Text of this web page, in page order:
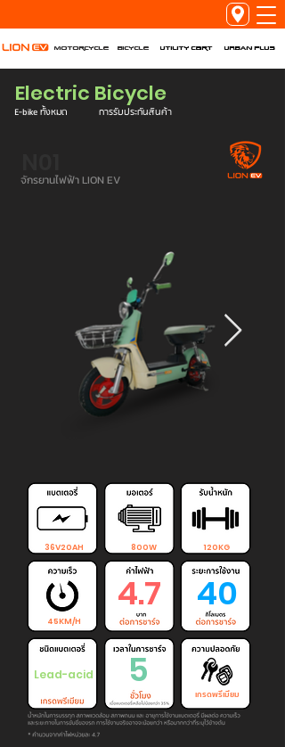
Motorcycle Bicycle Utility Cart URBAN PLUS
Electric Bicycle
E-bike ทั้งหมด การรับประกันสินค้า
จักรยานไฟฟ้า LION EV
36V20AH 800W 120KG
45KM/H
4.7 40
Lead-acid 5
เกรดพรีเมียม